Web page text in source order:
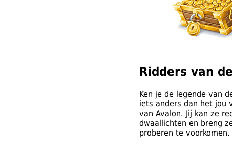
Ridders van
Ken je de legende van
iets anders dan het jou
van Avalon. Jij kan ze
dwaallichten en breng
proberen te voorkomen.